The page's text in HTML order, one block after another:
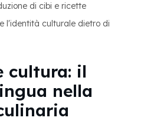
di cibi e ricette
l'identità culturale dietro di
cultura: il
nella